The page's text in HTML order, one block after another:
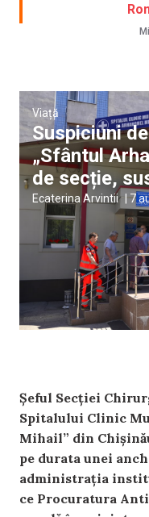
Viață
Suspiciuni
„Sfântul
de secție,
Ecaterina Arvintii 7
Șeful Secției
Spitalului Clinic
Mihail” din
pe durata unei
administrația
ce Procuratura